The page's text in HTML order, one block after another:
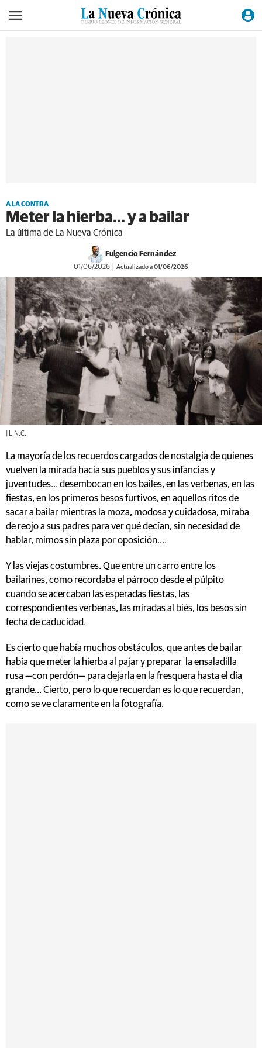
A LA CONTRA
Meter la hierba... y a bailar
La última de La Nueva Crónica
Fulgencio Fernández
01/06/2026 Actualizado a 01/06/2026
| L.N.C.
La mayoría de los recuerdos cargados de nostalgia de quienes
vuelven la mirada hacia sus pueblos y sus infancias y
juventudes... desembocan en los bailes, en las verbenas, en las
fiestas, en los primeros besos furtivos, en aquellos ritos de
sacar a bailar mientras la moza, modosa y cuidadosa, miraba
de reojo a sus padres para ver qué decían, sin necesidad de
hablar, mimos sin plaza por oposición....
Y las viejas costumbres. Que entre un carro entre los
bailarines, como recordaba el párroco desde el púlpito
cuando se acercaban las esperadas fiestas, las
correspondientes verbenas, las miradas al biés, los besos sin
fecha de caducidad.
Es cierto que había muchos obstáculos, que antes de bailar
había que meter la hierba al pajar y preparar la ensaladilla
rusa —con perdón— para dejarla en la fresquera hasta el día
grande... Cierto, pero lo que recuerdan es lo que recuerdan,
como se ve claramente en la fotografía.